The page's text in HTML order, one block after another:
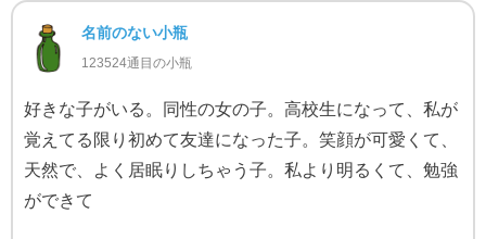
名前のない小瓶
123524通目の小瓶
好きな子がいる。同性の女の子。高校生になって、私が
覚えてる限り初めて友達になった子。笑顔が可愛くて、
天然で、よく居眠りしちゃう子。私より明るくて、勉強
ができて